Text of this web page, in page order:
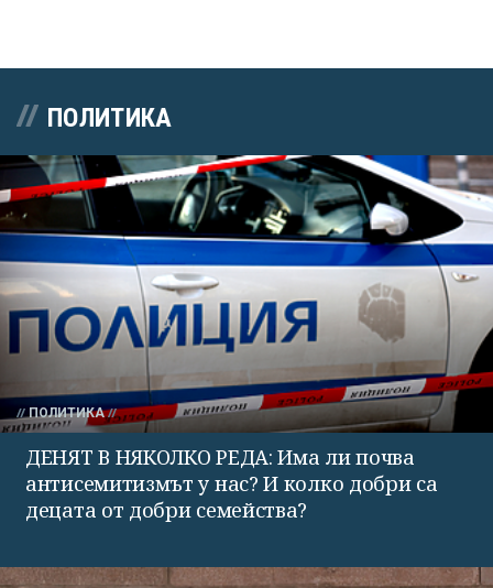
ПОЛИТИКА
ПОЛИТИКА
ДЕНЯТ В НЯКОЛКО РЕДА: Има ли почва
антисемитизмът у нас? И колко добри са
децата от добри семейства?